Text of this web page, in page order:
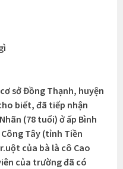
sở Đồng Thạnh, huyện
biết, đã tiếp nhận
(78 tuổi) ở ấp Bình
Tây (tỉnh Tiền
của bà là cô Cao
của trường đã có